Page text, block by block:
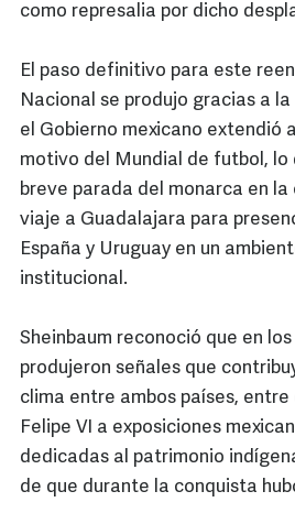
como represalia por dicho
El paso definitivo para este
Nacional se produjo gracias a
el Gobierno mexicano extendió
motivo del Mundial de futbol, lo
breve parada del monarca en
viaje a Guadalajara para
España y Uruguay en un
institucional.
Sheinbaum reconoció que en
produjeron señales que
clima entre ambos países,
Felipe VI a exposiciones
dedicadas al patrimonio
de que durante la conquista